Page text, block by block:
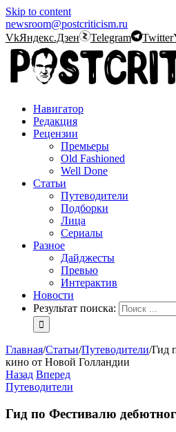
Skip to content
newsroom@postcriticism.ru
VkЯндекс.Дзен Telegram Twitter
Навигатор
Редакция
Рецензии
Премьеры
Old Fashioned
Well Done
Статьи
Путеводители
Подборки
Лица
Сериалы
Разное
Дайджесты
Превью
Интерактив
Новости
Результат поиска:
Главная/Статьи/Путеводители/Гид
кино от Новой Голландии
Назад Вперед
Путеводители
Гид по Фестивалю